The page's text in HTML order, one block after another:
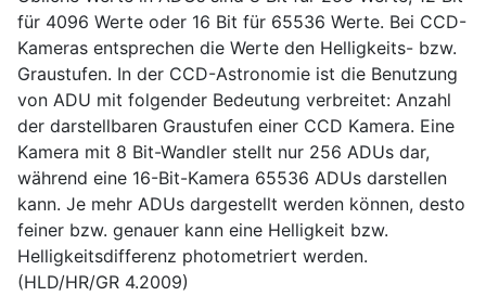
für 4096 Werte oder 16 Bit für 65536 Werte. Bei CCD-
Kameras entsprechen die Werte den Helligkeits- bzw.
Graustufen. In der CCD-Astronomie ist die Benutzung
von ADU mit folgender Bedeutung verbreitet: Anzahl
der darstellbaren Graustufen einer CCD Kamera. Eine
Kamera mit 8 Bit-Wandler stellt nur 256 ADUs dar,
während eine 16-Bit-Kamera 65536 ADUs darstellen
kann. Je mehr ADUs dargestellt werden können, desto
feiner bzw. genauer kann eine Helligkeit bzw.
Helligkeitsdifferenz photometriert werden.
(HLD/HR/GR 4.2009)